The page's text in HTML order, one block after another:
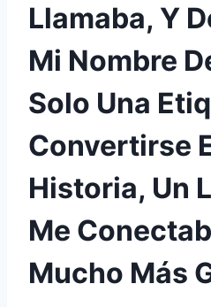
Llamaba, Y
Mi Nombre
Solo Una
Convertirse
Historia, Un
Me
Mucho Más